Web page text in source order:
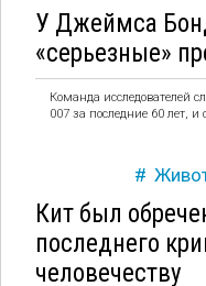
У Джеймса
«серьезные»
Команда исследователей
007 за последние 60 лет,
Кит был
последнего
человечеству